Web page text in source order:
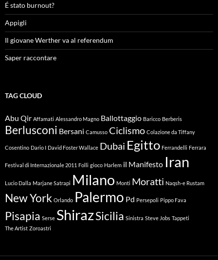
É stato burnout?
Appigli
Il giovane Werther va al referendum
Saper raccontare
TAG CLOUD
Abu Qir Affamati Alessandro Magno Ballottaggio Baricco Berberis
Berlusconi Bersani Camusso Ciclismo Colazione da Tiffany
Cosentino Dario I David Foster Wallace Dubai Egitto Ferrandelli Ferrara
Festival di Internazionale 2011 Folli gioco Harlem il Manifesto Iran
Lucio Dalla Marjane Satrapi Milano Monti Moratti Naqsh-e Rustam
New York Orlando Palermo Pd Persepoli Pippo Fava
Pisapia Serse ShirazSicilia Sinistra Steve Jobs Tappeti
The Artist Zoroastri